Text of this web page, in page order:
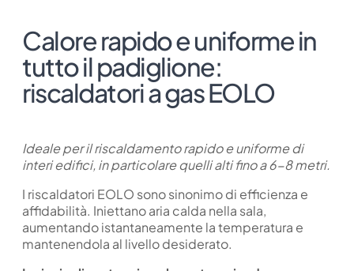
Calore rapido e uniforme in
tutto il padiglione:
riscaldatori a gas EOLO
Ideale per il riscaldamento rapido e uniforme di
interi edifici, in particolare quelli alti fino a 6-8 metri.
I riscaldatori EOLO sono sinonimo di efficienza e
affidabilità. Iniettano aria calda nella sala,
aumentando istantaneamente la temperatura e
mantenendola al livello desiderato.